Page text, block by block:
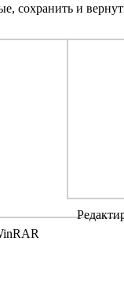
сохранить и